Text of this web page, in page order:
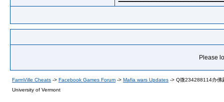
Please
FarmVille Cheats -> Facebook Games Forum -> Mafia wars Updates -> Q微234288114办佛
University of Vermont